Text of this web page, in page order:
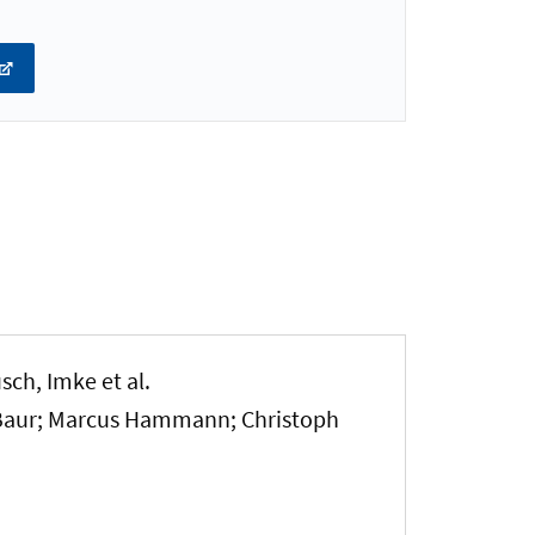
Imke et al.
Marcus Hammann; Christoph